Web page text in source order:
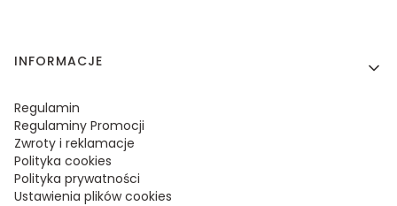
Linki w stopce
INFORMACJE
Regulamin
Regulaminy Promocji
Zwroty i reklamacje
Polityka cookies
Polityka prywatności
Ustawienia plików cookies